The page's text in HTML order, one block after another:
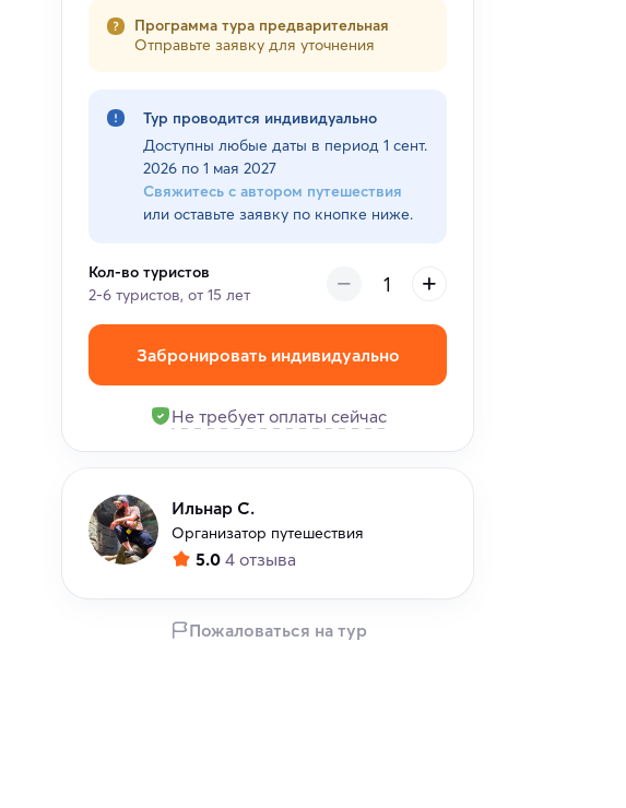
Программа тура предварительная
Отправьте заявку для уточнения
Тур проводится индивидуально
Доступны любые даты в период 1 сент.
2026 по 1 мая 2027
Свяжитесь с автором путешествия
или оставьте заявку по кнопке ниже.
Кол-во туристов
2-6 туристов, от 15 лет
Забронировать индивидуально
Не требует оплаты сейчас
Ильнар С.
Организатор путешествия
5.0 4 отзыва
Пожаловаться на тур